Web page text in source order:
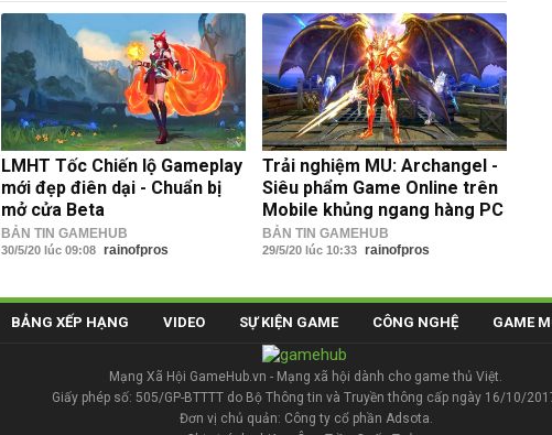
LMHT Tốc Chiến lộ Gameplay
mới đẹp điên dại - Chuẩn bị
mở cửa Beta
BẢN TIN GAMEHUB
30/5/20 lúc 09:08 rainofpros
Trải nghiệm MU: Archangel -
Siêu phẩm Game Online trên
Mobile khủng ngang hàng PC
BẢN TIN GAMEHUB
29/5/20 lúc 10:33 rainofpros
BẢNG XẾP HẠNG VIDEO SỰ KIỆN GAME CÔNG NGHỆ GAME
Mạng Xã Hội GameHub.vn - Mạng xã hội dành cho game thủ Việt.
Giấy phép số: 505/GP-BTTTT do Bộ Thông tin và Truyền thông cấp ngày 16/10/
Đơn vị chủ quản: Công ty cổ phần Adsota.